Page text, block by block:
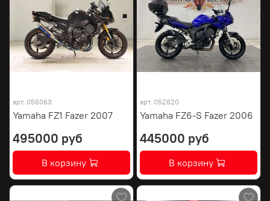
арт. 056063
Yamaha FZ1 Fazer 2007
495000 руб
В корзину
арт. 052820
Yamaha FZ6-S Fazer 2006
445000 руб
В корзину